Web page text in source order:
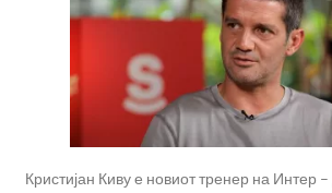
Кристијан Киву е новиот тренер на Интер –